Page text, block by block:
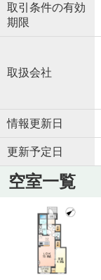
取引条件の有効
期限
取扱会社
情報更新日
更新予定日
空室一覧